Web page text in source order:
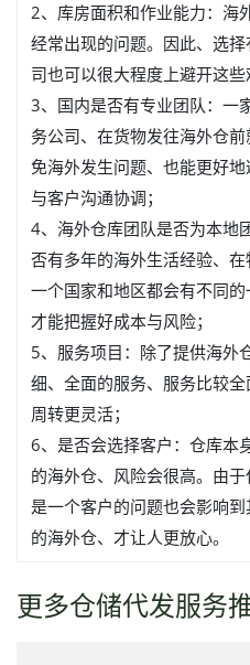
2、库房面积和作业能力：海
经常出现的问题。因此、选
司也可以很大程度上避开这些
3、国内是否有专业团队：一
务公司、在货物发往海外仓
免海外发生问题、也能更好
与客户沟通协调；
4、海外仓库团队是否为本地
否有多年的海外生活经验、
一个国家和地区都会有不同的
才能把握好成本与风险；
5、服务项目：除了提供海外
细、全面的服务、服务比较全
周转更灵活；
6、是否会选择客户：仓库本
的海外仓、风险会很高。由
是一个客户的问题也会影响
的海外仓、才让人更放心。
更多仓储代发服务